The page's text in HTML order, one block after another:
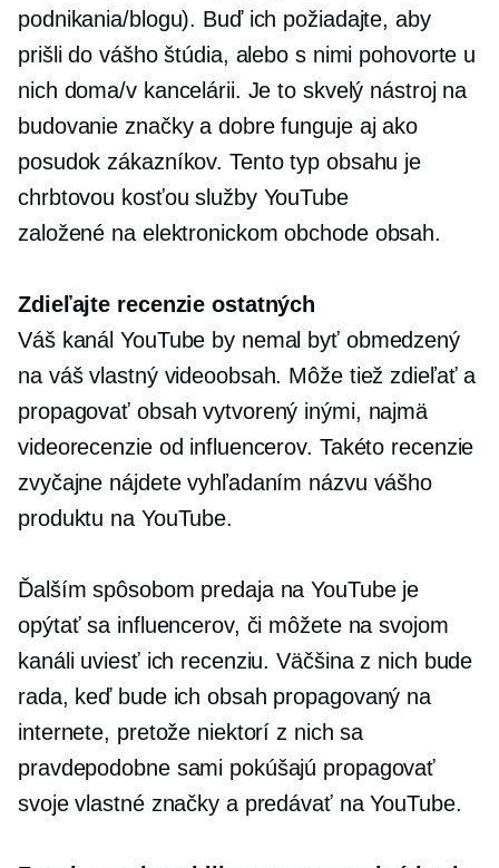
podnikania/blogu). Buď ich požiadajte, aby
prišli do vášho štúdia, alebo s nimi pohovorte u
nich doma/v kancelárii. Je to skvelý nástroj na
budovanie značky a dobre funguje aj ako
posudok zákazníkov. Tento typ obsahu je
chrbtovou kosťou služby YouTube
založené na elektronickom obchodeobsah.
Zdieľajte recenzie ostatných
Váš kanál YouTube by nemal byť obmedzený
na váš vlastný videoobsah. Môže tiež zdieľať a
propagovať obsah vytvorený inými, najmä
videorecenzie od influencerov. Takéto recenzie
zvyčajne nájdete vyhľadaním názvu vášho
produktu na YouTube.
Ďalším spôsobom predaja na YouTube je
opýtať sa influencerov, či môžete na svojom
kanáli uviesť ich recenziu. Väčšina z nich bude
rada, keď bude ich obsah propagovaný na
internete, pretože niektorí z nich sa
pravdepodobne sami pokúšajú propagovať
svoje vlastné značky a predávať na YouTube.